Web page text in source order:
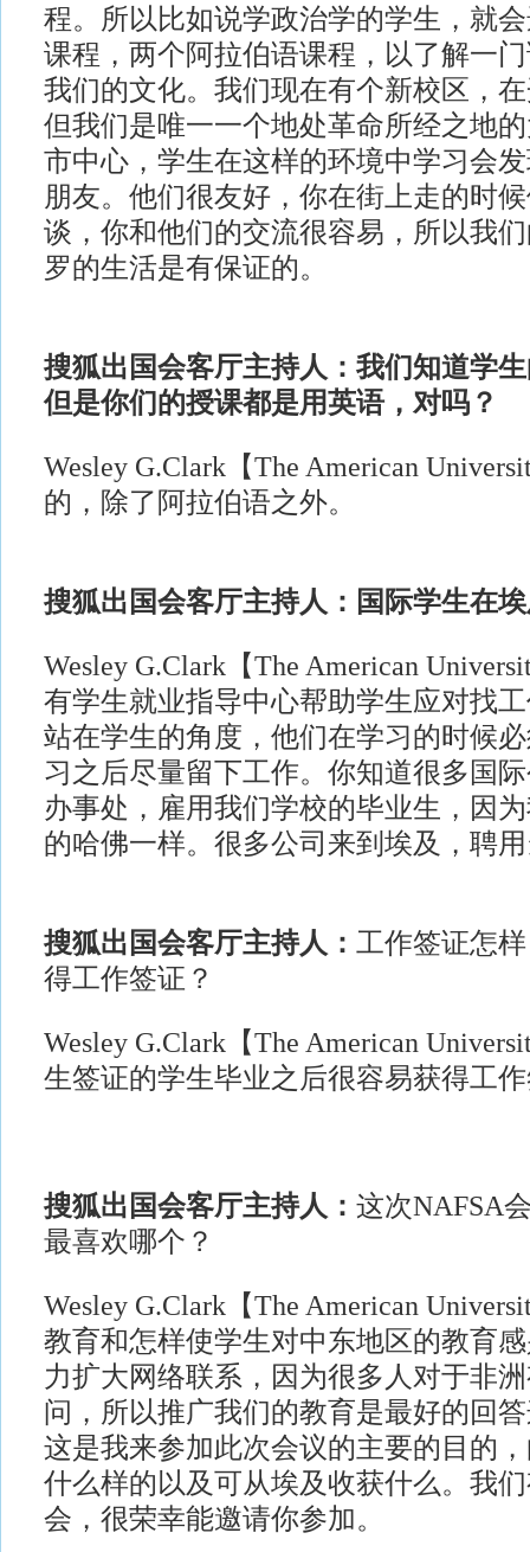
程。所以比如说学政治学的学生，就
课程，两个阿拉伯语课程，以了解一
我们的文化。我们现在有个新校区，
但我们是唯一一个地处革命所经之地
市中心，学生在这样的环境中学习会
朋友。他们很友好，你在街上走的时
谈，你和他们的交流很容易，所以我
罗的生活是有保证的。
搜狐出国会客厅主持人：我们知道学
但是你们的授课都是用英语，对吗？
Wesley G.Clark【The American
的，除了阿拉伯语之外。
搜狐出国会客厅主持人：国际学生在
Wesley G.Clark【The American
有学生就业指导中心帮助学生应对找
站在学生的角度，他们在学习的时候
习之后尽量留下工作。你知道很多国
办事处，雇用我们学校的毕业生，因
的哈佛一样。很多公司来到埃及，聘
搜狐出国会客厅主持人： 工作签证怎
得工作签证？
Wesley G.Clark【The American
生签证的学生毕业之后很容易获得工
搜狐出国会客厅主持人： 这次NAFSA
最喜欢哪个？
Wesley G.Clark【The American
教育和怎样使学生对中东地区的教育
力扩大网络联系，因为很多人对于非
问，所以推广我们的教育是最好的回
这是我来参加此次会议的主要的目的
什么样的以及可从埃及收获什么。我
会，很荣幸能邀请你参加。